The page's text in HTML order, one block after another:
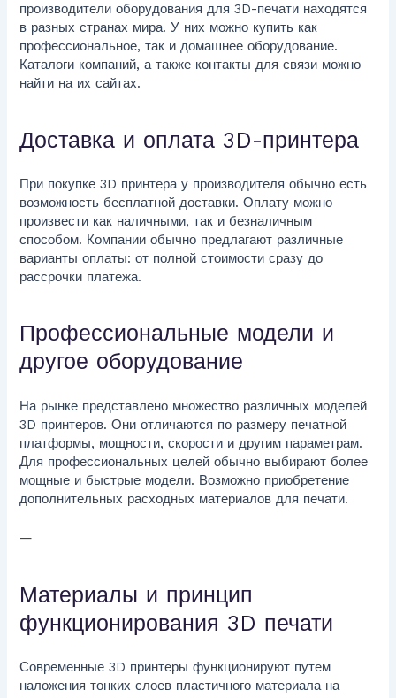
производители оборудования для 3D-печати находятся
в разных странах мира. У них можно купить как
профессиональное, так и домашнее оборудование.
Каталоги компаний, а также контакты для связи можно
найти на их сайтах.
Доставка и оплата 3D-принтера
При покупке 3D принтера у производителя обычно есть
возможность бесплатной доставки. Оплату можно
произвести как наличными, так и безналичным
способом. Компании обычно предлагают различные
варианты оплаты: от полной стоимости сразу до
рассрочки платежа.
Профессиональные модели и
другое оборудование
На рынке представлено множество различных моделей
3D принтеров. Они отличаются по размеру печатной
платформы, мощности, скорости и другим параметрам.
Для профессиональных целей обычно выбирают более
мощные и быстрые модели. Возможно приобретение
дополнительных расходных материалов для печати.
—
Материалы и принцип
функционирования 3D печати
Современные 3D принтеры функционируют путем
наложения тонких слоев пластичного материала на